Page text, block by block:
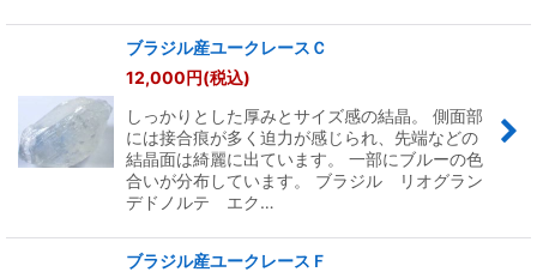
ブラジル産ユークレースＣ
12,000円(税込)
しっかりとした厚みとサイズ感の結晶。 側面部
には接合痕が多く迫力が感じられ、先端などの
結晶面は綺麗に出ています。 一部にブルーの色
合いが分布しています。 ブラジル リオグラン
デドノルテ エク…
ブラジル産ユークレースＦ